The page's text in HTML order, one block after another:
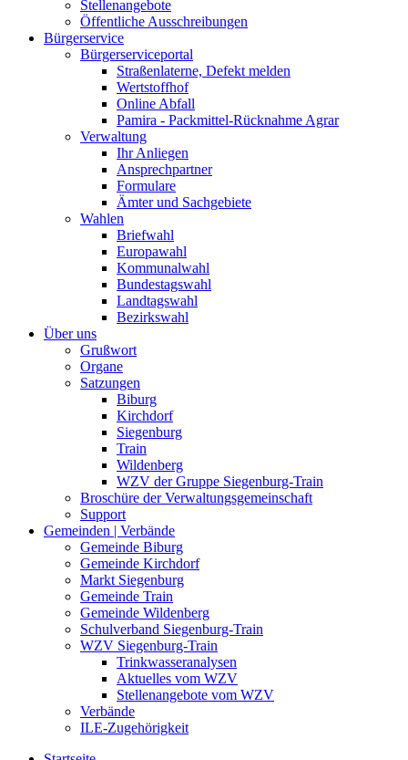
Stellenangebote
Öffentliche Ausschreibungen
Bürgerservice
Bürgerserviceportal
Straßenlaterne, Defekt melden
Wertstoffhof
Online Abfall
Pamira - Packmittel-Rücknahme Agrar
Verwaltung
Ihr Anliegen
Ansprechpartner
Formulare
Ämter und Sachgebiete
Wahlen
Briefwahl
Europawahl
Kommunalwahl
Bundestagswahl
Landtagswahl
Bezirkswahl
Über uns
Grußwort
Organe
Satzungen
Biburg
Kirchdorf
Siegenburg
Train
Wildenberg
WZV der Gruppe Siegenburg-Train
Broschüre der Verwaltungsgemeinschaft
Support
Gemeinden | Verbände
Gemeinde Biburg
Gemeinde Kirchdorf
Markt Siegenburg
Gemeinde Train
Gemeinde Wildenberg
Schulverband Siegenburg-Train
WZV Siegenburg-Train
Trinkwasseranalysen
Aktuelles vom WZV
Stellenangebote vom WZV
Verbände
ILE-Zugehörigkeit